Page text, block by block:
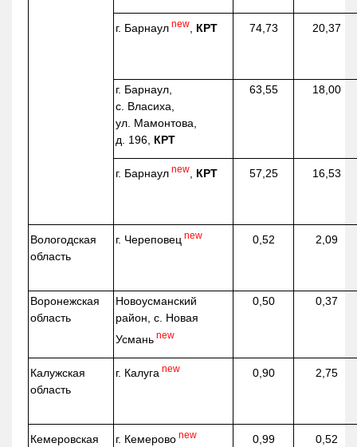
г. Барнаул new КРТ 74,73 20,37
г. Барнаул,
с. Власиха,
ул. Мамонтова,
д. 196, КРТ
63,55 18,00
г. Барнаул new КРТ 57,25 16,53
Вологодская
область
г. Череповец new 0,52 2,09
Воронежская
область
Новоусманский
район, с. Новая
Усмань new
0,50 0,37
Калужская
область
г. Калуга new 0,90 2,75
Кемеровская
г. Кемерово new 0,99 0,52